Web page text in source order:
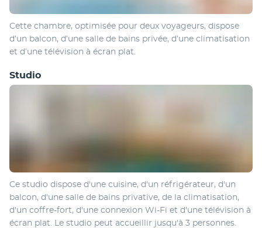
Cette chambre, optimisée pour deux voyageurs, dispose
d’un balcon, d’une salle de bains privée, d’une climatisation
et d’une télévision à écran plat.
Studio
Ce studio dispose d'une cuisine, d'un réfrigérateur, d'un
balcon, d'une salle de bains privative, de la climatisation,
d'un coffre-fort, d'une connexion Wi-Fi et d'une télévision à
écran plat. Le studio peut accueillir jusqu'à 3 personnes.